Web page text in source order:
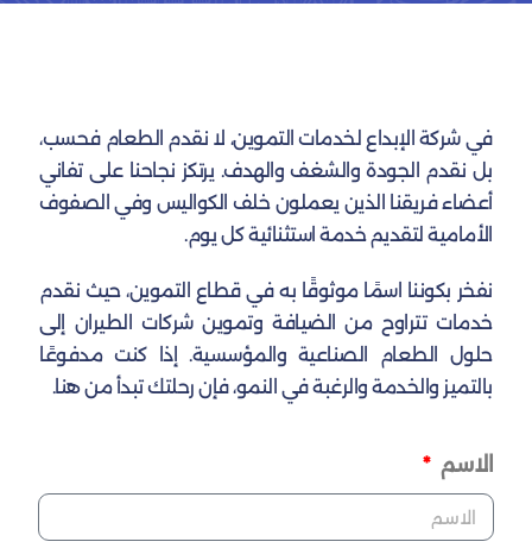
في شركة الإبداع لخدمات التموين، لا نقدم الطعام فحسب،
بل نقدم الجودة والشغف والهدف. يرتكز نجاحنا على تفاني
أعضاء فريقنا الذين يعملون خلف الكواليس وفي الصفوف
الأمامية لتقديم خدمة استثنائية كل يوم.
نفخر بكوننا اسمًا موثوقًا به في قطاع التموين، حيث نقدم
خدمات تتراوح من الضيافة وتموين شركات الطيران إلى
حلول الطعام الصناعية والمؤسسية. إذا كنت مدفوعًا
بالتميز والخدمة والرغبة في النمو، فإن رحلتك تبدأ من هنا.
الاسم